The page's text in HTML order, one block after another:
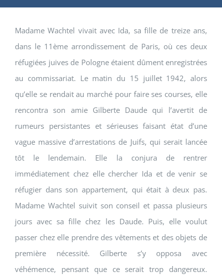
MadameWachtel vivait avec Ida, sa fille de treize ans,
dans le 11ème arrondissement de Paris, où ces deux
réfugiées juives de Pologne étaient dûment enregistrées
au commissariat. Le matin du 15 juillet 1942, alors
qu’elle se rendait au marché pour faire ses courses, elle
rencontra son amie Gilberte Daude qui l’avertit de
rumeurs persistantes et sérieuses faisant état d’une
vague massive d’arrestations de Juifs, qui serait lancée
tôt le lendemain. Elle la conjura de rentrer
immédiatement chez elle chercher Ida et de venir se
réfugier dans son appartement, qui était à deux pas.
Madame Wachtel suivit son conseil et passa plusieurs
jours avec sa fille chez les Daude. Puis, elle voulut
passer chez elle prendre des vêtements et des objets de
première nécessité. Gilberte s’y opposa avec
véhémence, pensant que ce serait trop dangereux.